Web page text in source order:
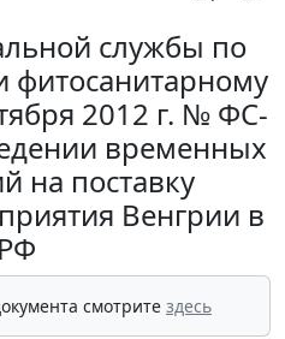
службы по
фитосанитарному
2012 г. № ФС-
временных
на поставку
Венгрии в
РФ
смотрите здесь